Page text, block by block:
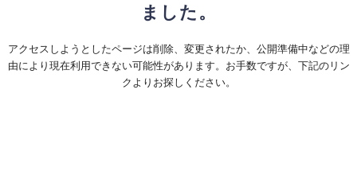
ました。
アクセスしようとしたページは削除、変更されたか、公開準備中などの理
由により現在利用できない可能性があります。お手数ですが、下記のリン
クよりお探しください。